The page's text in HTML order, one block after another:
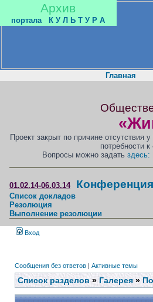
Архив
портала К У Л Ь Т У Р А
Главная
Проект закрыт по причине отсутствия
потребности
Вопросы можно задатьздесь:
01.02.14-06.03.14 Конференция
Список докладов
Резолюция
Выполнение резолюции
Вход
Сообщения без ответов | Активные темы
Список разделов » Галерея »